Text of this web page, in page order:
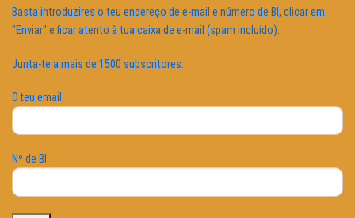
Basta introduzires o teu endereço de e-mail e número de BI, clicar em
"Enviar" e ficar atento à tua caixa de e-mail (spam incluído).
Junta-te a mais de 1500 subscritores.
O teu email
Nº de BI